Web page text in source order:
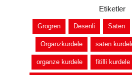
Etiketler
Grogren Desenli Saten
Organzkurdele saten
organze kurdele fitilli kurdele